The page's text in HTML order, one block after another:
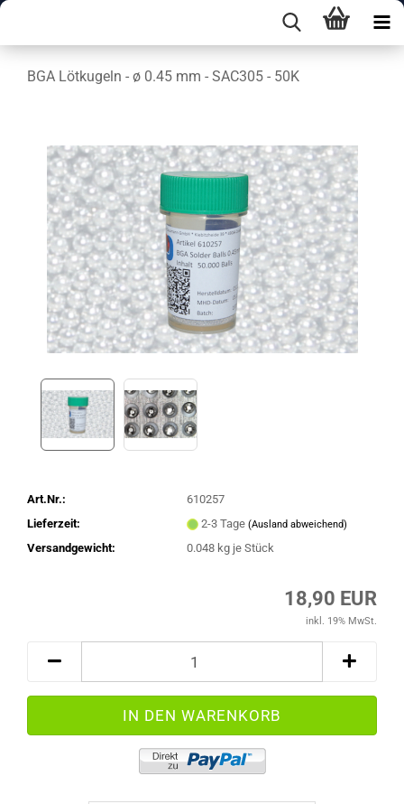
BGA Lötkugeln - ø 0.45 mm - SAC305 - 50K
Art.Nr.:
610257
Lieferzeit:
2-3 Tage (Ausland abweichend)
Versandgewicht: 0.048kg je Stück
18,90 EUR
inkl. 19% MwSt.